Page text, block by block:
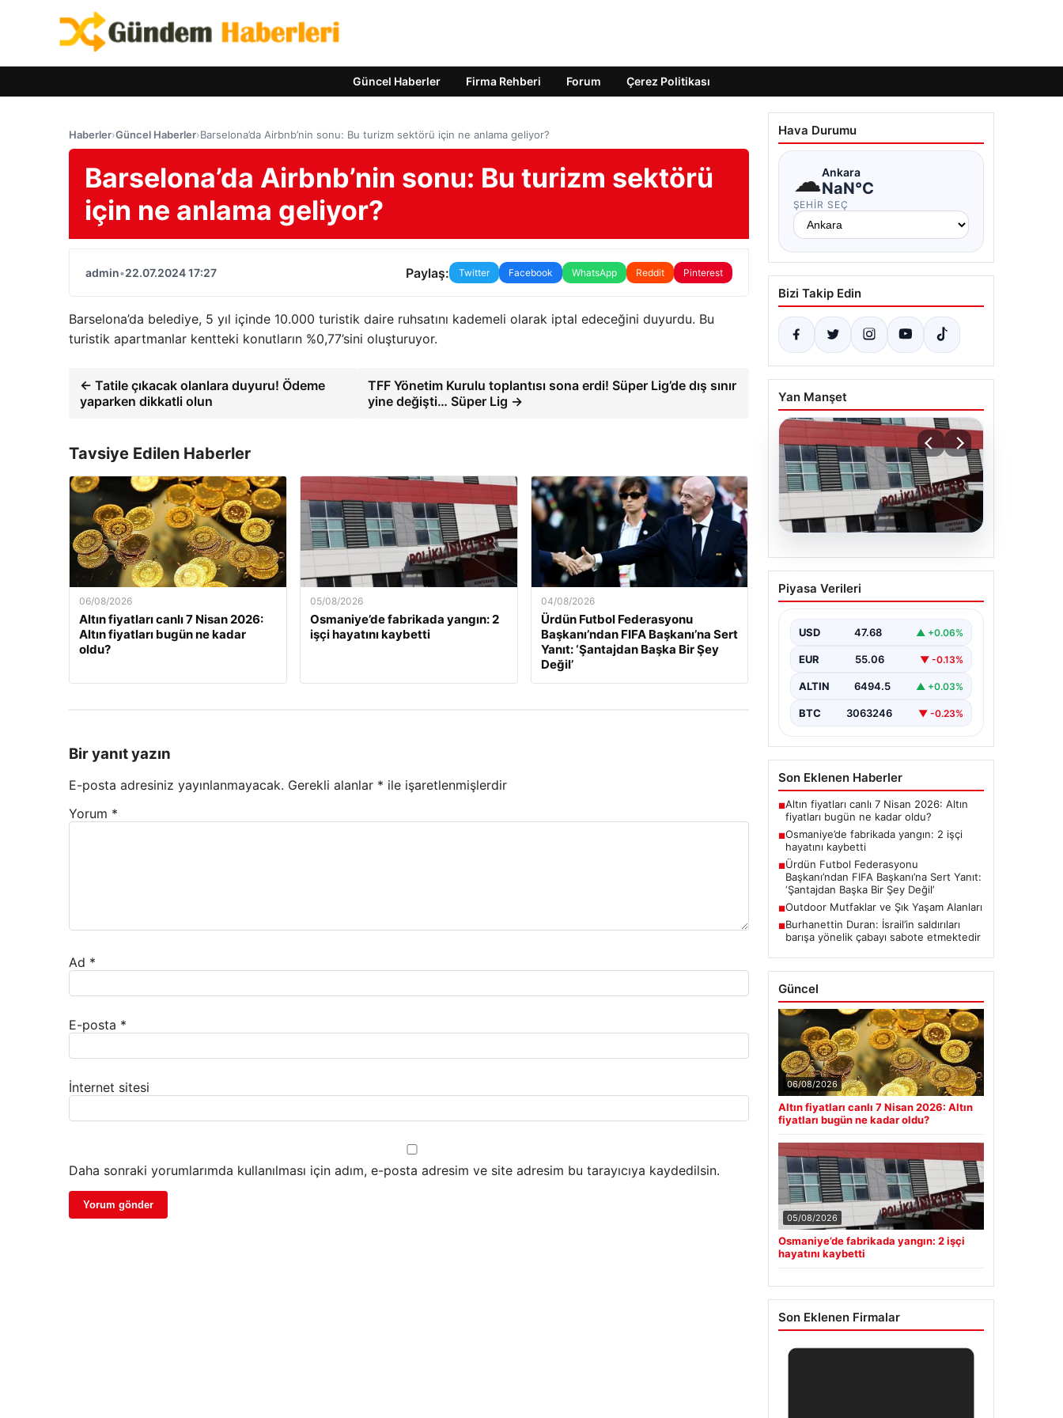
Güncel Haberler Firma Rehberi Forum Çerez Politikası
Haberler›Güncel Haberler›Barselona’da Airbnb’nin sonu: Bu turizm sektörü için ne anlama geliyor?
Barselona’da Airbnb’nin sonu: Bu turizm sektörü
için ne anlama geliyor?
admin•22.07.2024 17:27 Paylaş: Twitter Facebook WhatsApp Reddit Pinterest
Barselona’da belediye, 5 yıl içinde 10.000 turistik daire ruhsatını kademeli olarak iptal edeceğini duyurdu. Bu
turistik apartmanlar kentteki konutların %0,77’sini oluşturuyor.
← Tatile çıkacak olanlara duyuru! Ödeme
yaparken dikkatli olun
TFF Yönetim Kurulu toplantısı sona erdi! Süper Lig’de dış sınır
yine değişti… Süper Lig →
Tavsiye Edilen Haberler
06/08/2026
Altın fiyatları canlı 7 Nisan 2026:
Altın fiyatları bugün ne kadar
oldu?
05/08/2026
Osmaniye’de fabrikada yangın: 2
işçi hayatını kaybetti
04/08/2026
Ürdün Futbol Federasyonu
Başkanı’ndan FIFA Başkanı’na Sert
Yanıt: ‘Şantajdan Başka Bir Şey
Değil’
Bir yanıt yazın
E-posta adresiniz yayınlanmayacak. Gerekli alanlar * ile işaretlenmişlerdir
Yorum *
Ad *
E-posta *
İnternet sitesi
Daha sonraki yorumlarımda kullanılması için adım, e-posta adresim ve site adresim bu tarayıcıya kaydedilsin.
Hava Durumu
☁Ankara
NaN°C
ŞEHIR SEÇ
Bizi Takip Edin
Yan Manşet
05.08.2026
Osmaniye’de fabrikada
yangın: 2 işçi hayatını
Piyasa Verileri
USD 47.68 ▲ +0.06%
EUR 55.06 ▼ -0.13%
ALTIN 6494.5 ▲ +0.03%
BTC 3063246 ▼ -0.23%
Son Eklenen Haberler
■Altın fiyatları canlı 7 Nisan 2026: Altın
fiyatları bugün ne kadar oldu?
■Osmaniye’de fabrikada yangın: 2 işçi
hayatını kaybetti
■Ürdün Futbol Federasyonu
Başkanı’ndan FIFA Başkanı’na Sert Yanıt:
‘Şantajdan Başka Bir Şey Değil’
■Outdoor Mutfaklar ve Şık Yaşam Alanları
■Burhanettin Duran: İsrail’in saldırıları
barışa yönelik çabayı sabote etmektedir
Güncel
06/08/2026
Altın fiyatları canlı 7 Nisan 2026: Altın
fiyatları bugün ne kadar oldu?
05/08/2026
Osmaniye’de fabrikada yangın: 2 işçi
hayatını kaybetti
Son Eklenen Firmalar